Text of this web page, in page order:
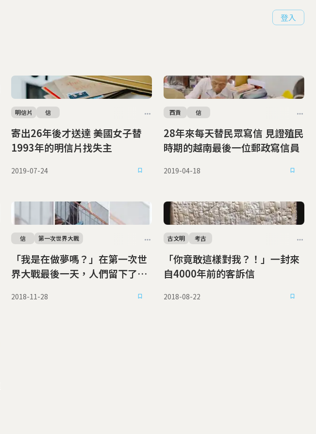
登入
寄出26年後才送達 美國女子替
1993年的明信片找失主
明信片 信
2019-07-24
28年來每天替民眾寫信 見證殖民
時期的越南最後一位郵政寫信員
西貢 信
2019-04-18
「我是在做夢嗎？」在第一次世
界大戰最後一天，人們留下了什
信 第一次世界大戰
2018-11-28
「你竟敢這樣對我？！」一封來
自4000年前的客訴信
古文明 考古
2018-08-22